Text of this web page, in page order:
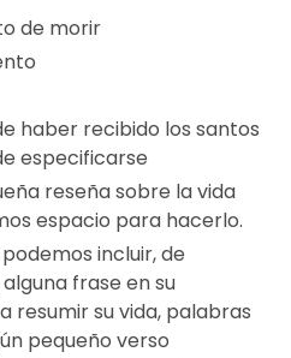
de morir
haber recibido los santos
especificarse
reseña sobre la vida
espacio para hacerlo.
incluir, de
frase en su
resumir su vida, palabras
pequeño verso